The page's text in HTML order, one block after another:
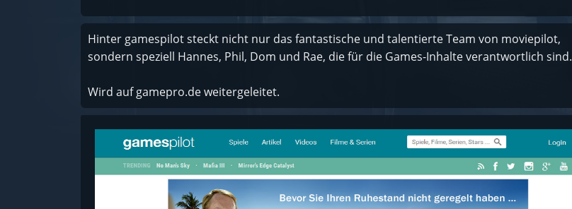
Hinter gamespilot steckt nicht nur das fantastische und talentierte Team von moviepilot,
sondern speziell Hannes, Phil, Dom und Rae, die für die Games-Inhalte verantwortlich sind.
Wird auf gamepro.de weitergeleitet.